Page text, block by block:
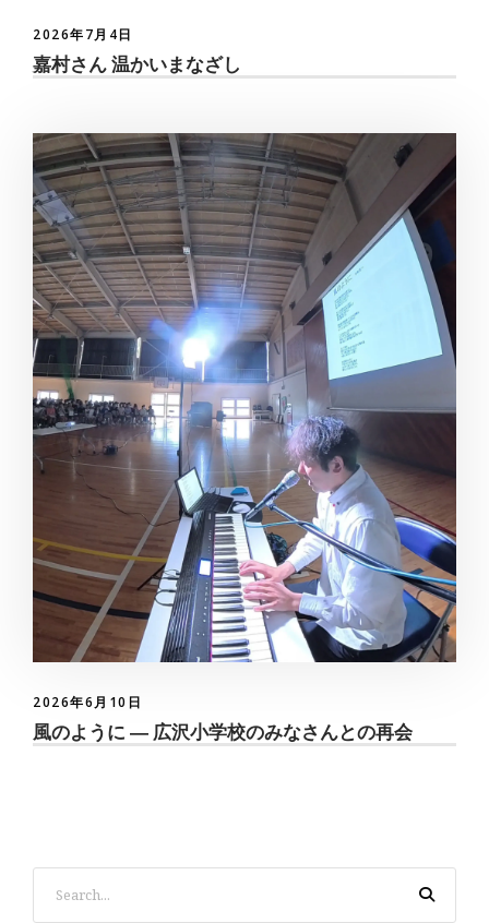
2026年7月4日
嘉村さん 温かいまなざし
2026年6月10日
風のように ― 広沢小学校のみなさんとの再会